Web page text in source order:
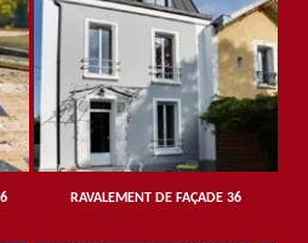
RAVALEMENT DE FAÇADE 36